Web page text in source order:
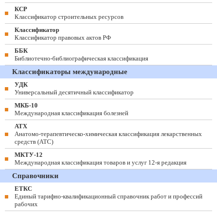
КСР
Классификатор строительных ресурсов
Классификатор
Классификатор правовых актов РФ
ББК
Библиотечно-библиографическая классификация
Классификаторы международные
УДК
Универсальный десятичный классификатор
МКБ-10
Международная классификация болезней
АТХ
Анатомо-терапевтическо-химическая классификация лекарственных
средств (ATC)
МКТУ-12
Международная классификация товаров и услуг 12-я редакция
Справочники
ЕТКС
Единый тарифно-квалификационный справочник работ и профессий
рабочих